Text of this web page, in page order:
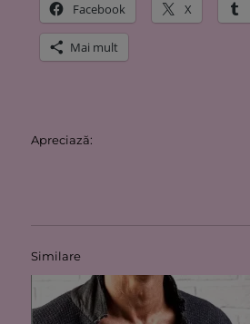
Facebook X
Mai mult
Apreciază:
Similare